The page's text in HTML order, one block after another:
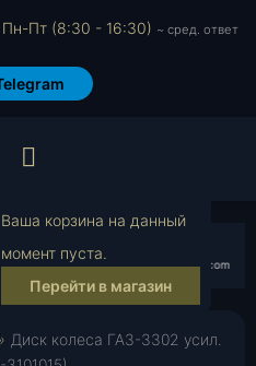
Пн-Пт (8:30 - 16:30) ~ сред. ответ
Ваша корзина на данный
момент пуста.
Перейти в магазин
de***@gmail.com
Диск колеса ГАЗ-3302 усил.